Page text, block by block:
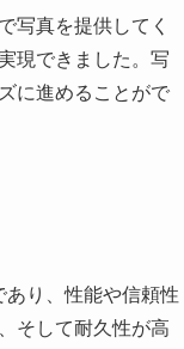
写真を提供してく
現できました。写
に進めることがで
り、性能や信頼性
そして耐久性が高